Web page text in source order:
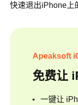
快速退出iPhone上
Apeaksoft
免费让
一键让